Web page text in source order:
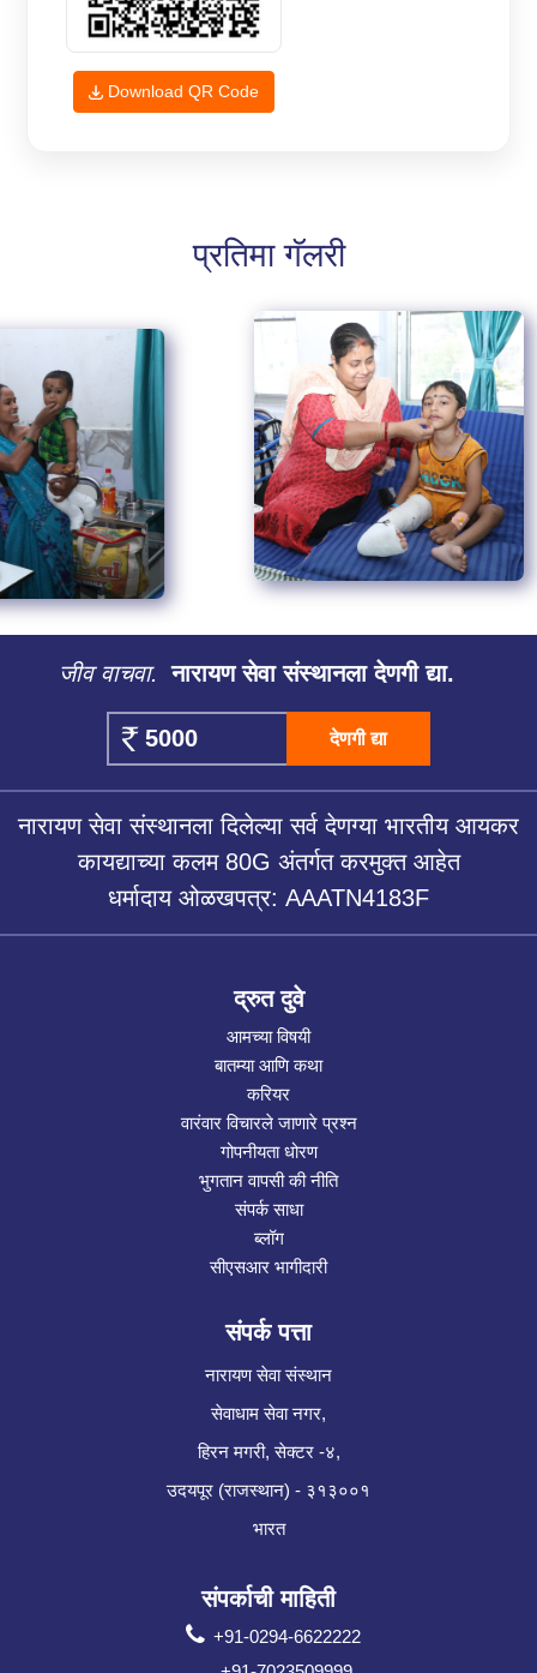
Download QR Code
प्रतिमा गॅलरी
जीव वाचवा. नारायण सेवा संस्थानला देणगी द्या.
देणगी द्या
नारायण सेवा संस्थानला दिलेल्या सर्व देणग्या भारतीय आयकर
कायद्याच्या कलम 80G अंतर्गत करमुक्त आहेत
धर्मादाय ओळखपत्र: AAATN4183F
द्रुत दुवे
आमच्या विषयी
बातम्या आणि कथा
करियर
वारंवार विचारले जाणारे प्रश्न
गोपनीयता धोरण
भुगतान वापसी की नीति
संपर्क साधा
ब्लॉग
सीएसआर भागीदारी
संपर्क पत्ता
नारायण सेवा संस्थान
सेवाधाम सेवा नगर,
हिरन मगरी, सेक्टर -४,
उदयपूर (राजस्थान) - ३१३००१
भारत
संपर्काची माहिती
+91-0294-6622222